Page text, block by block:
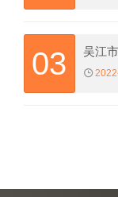
03 吴江